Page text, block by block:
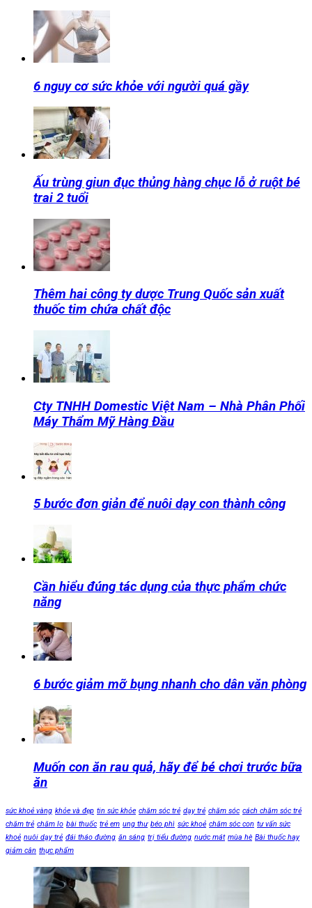
6 nguy cơ sức khỏe với người quá gầy
Ấu trùng giun đục thủng hàng chục lỗ ở ruột bé
trai 2 tuổi
Thêm hai công ty dược Trung Quốc sản xuất
thuốc tim chứa chất độc
Cty TNHH Domestic Việt Nam – Nhà Phân Phối
Máy Thẩm Mỹ Hàng Đầu
5 bước đơn giản để nuôi dạy con thành công
Cần hiểu đúng tác dụng của thực phẩm chức
năng
6 bước giảm mỡ bụng nhanh cho dân văn phòng
Muốn con ăn rau quả, hãy để bé chơi trước bữa
ăn
sức khoẻ vàng khỏe và đẹp tin sức khỏe chăm sóc trẻ dạy trẻ chăm sóc cách chăm sóc trẻ
chăm trẻ chăm lo bài thuốc trẻ em ung thư béo phì sức khoẻ chăm sóc con tư vấn sức
khoẻ nuôi dạy trẻ đái tháo đường ăn sáng trị tiểu đường nước mát mùa hè Bài thuốc hay
giảm cân thực phẩm